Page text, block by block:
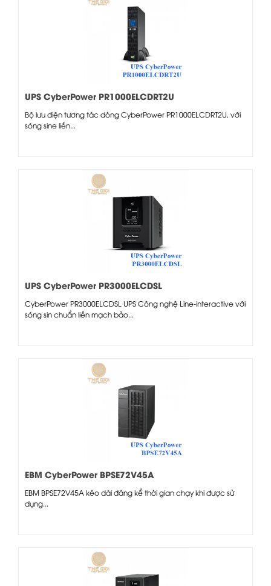
UPS CyberPower PR1000ELCDRT2U
Bộ lưu điện tương tác dòng CyberPower PR1000ELCDRT2U, với
sóng sine liền...
UPS CyberPower PR3000ELCDSL
CyberPower PR3000ELCDSL UPS Công nghệ Line-interactive với
sóng sin chuẩn liền mạch bảo...
EBM CyberPower BPSE72V45A
EBM BPSE72V45A kéo dài đáng kể thời gian chạy khi được sử
dụng...